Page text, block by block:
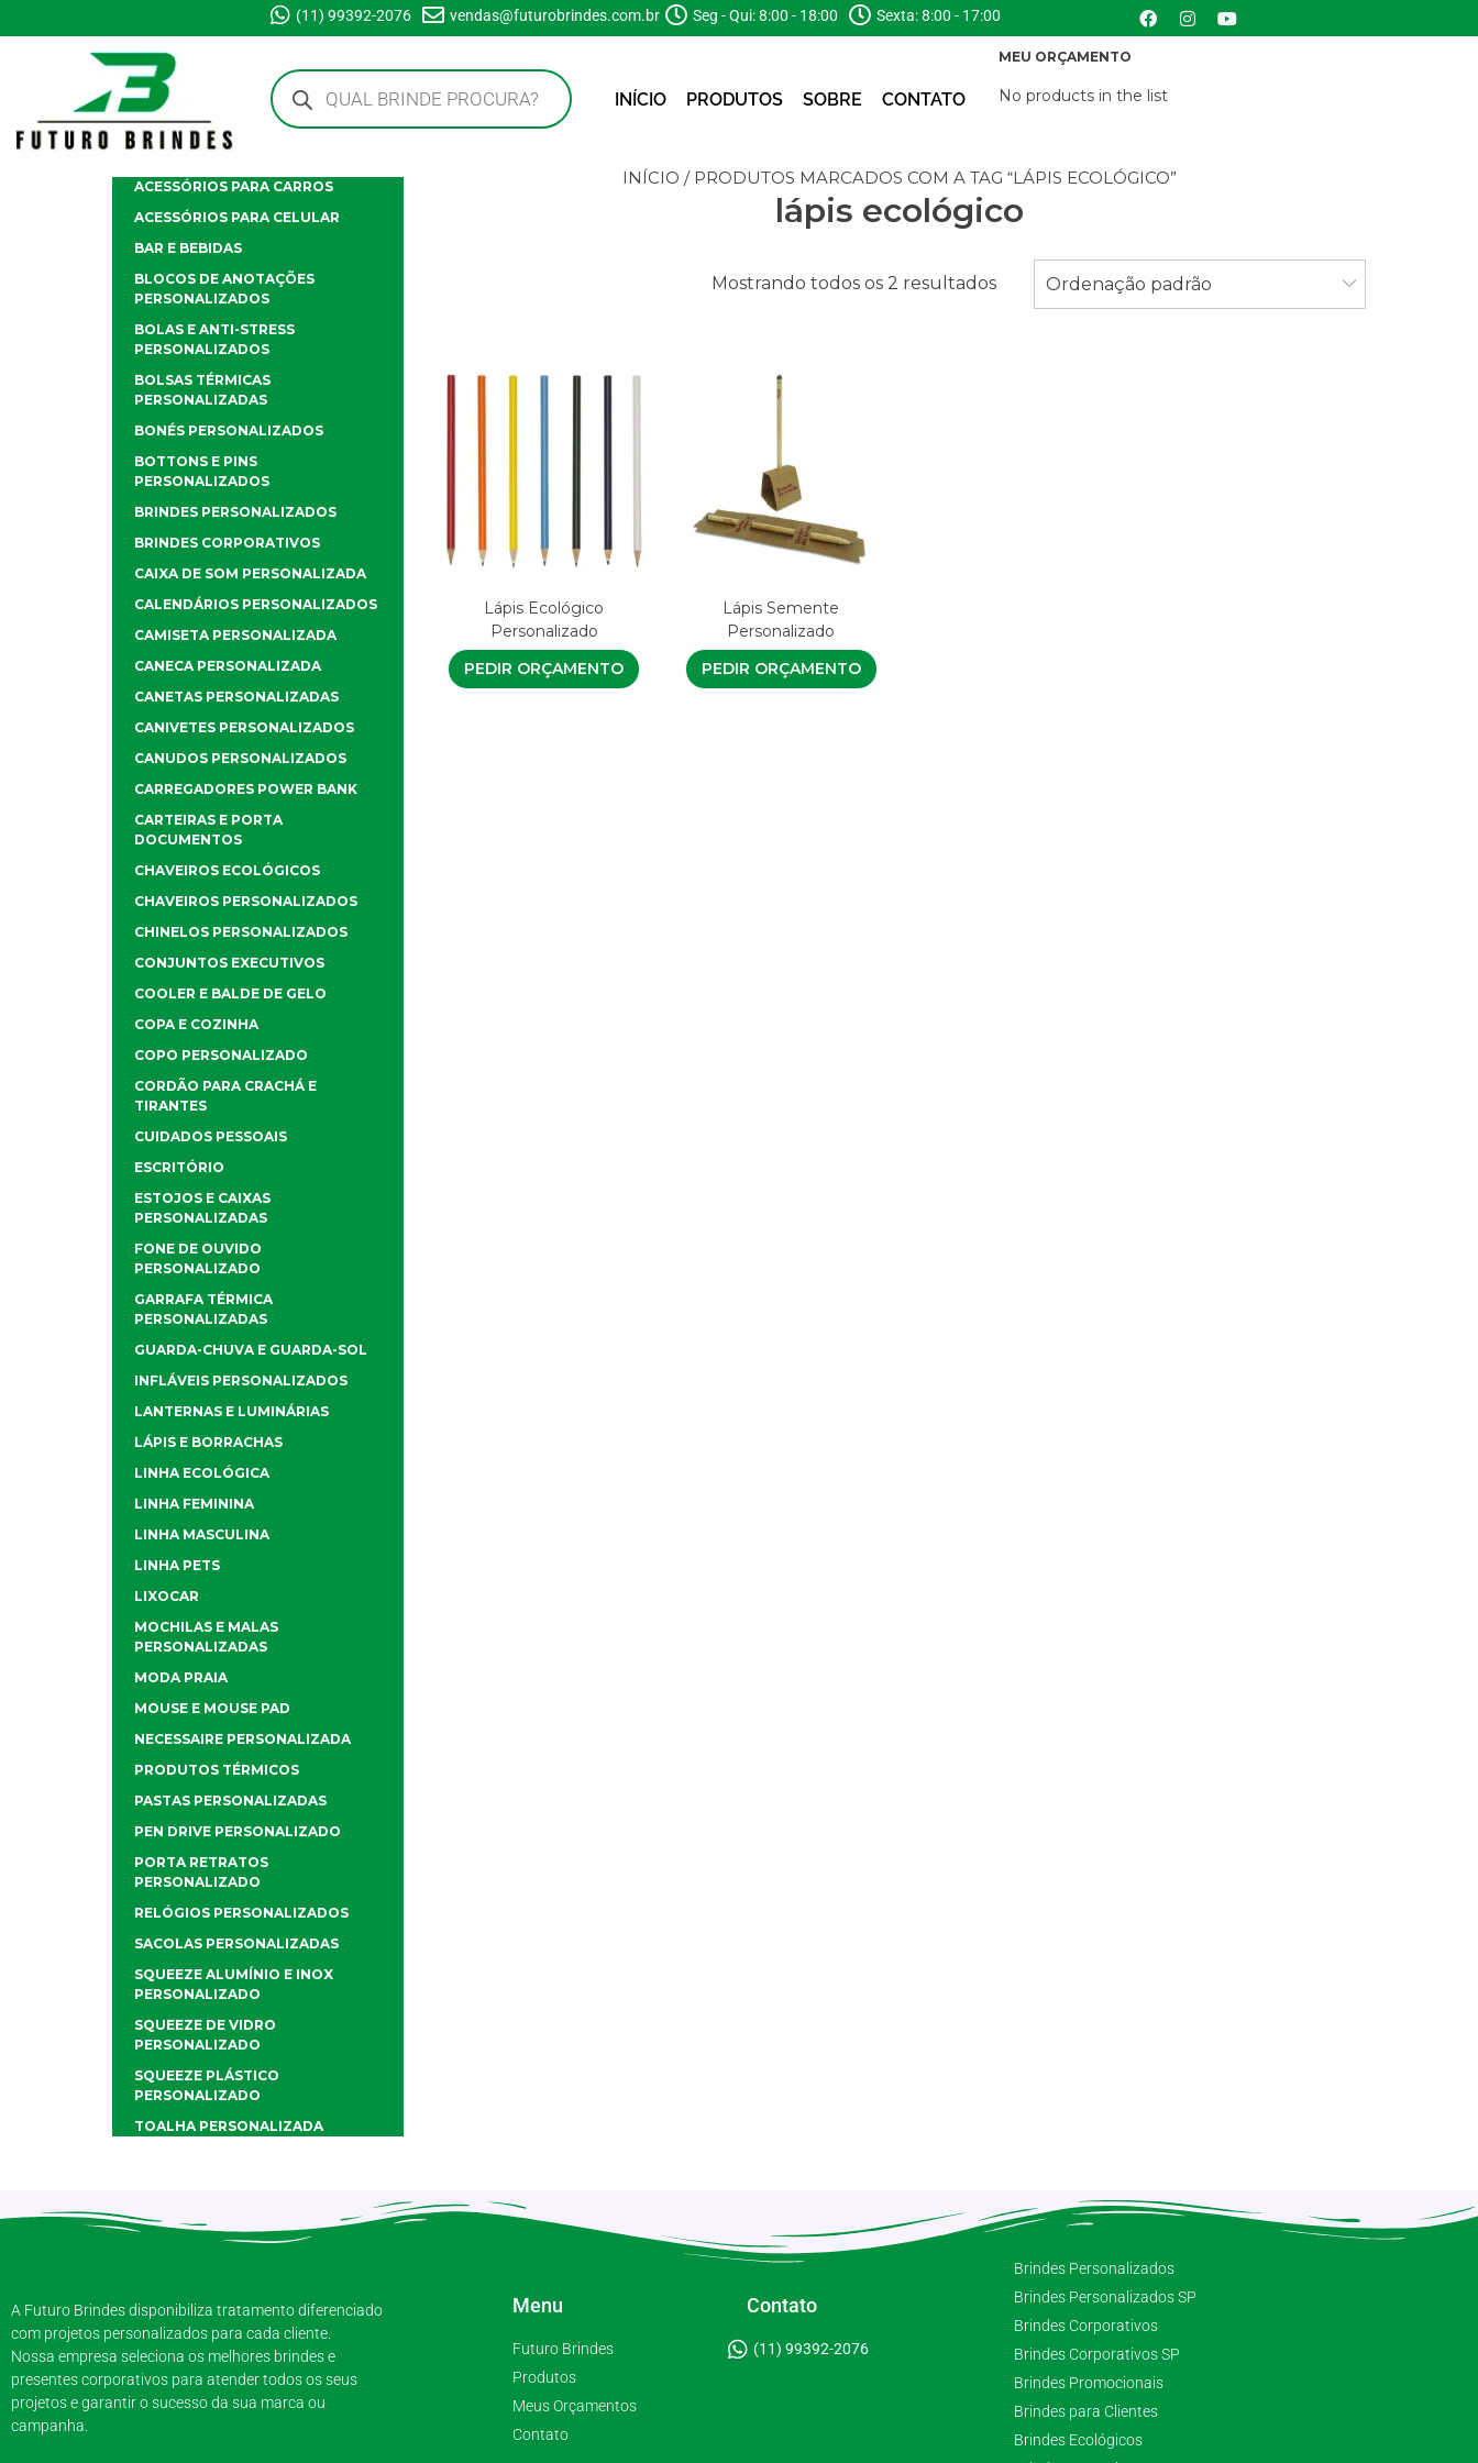
(11) 99392-2076 vendas@futurobrindes.com.br Seg - Qui: 8:00 - 18:00 Sexta: 8:00 - 17:00
INÍCIO PRODUTOS SOBRE CONTATO
MEU ORÇAMENTO
No products in the list
INÍCIO / PRODUTOS MARCADOS COM A TAG “LÁPIS ECOLÓGICO”
lápis ecológico
Mostrando todos os 2 resultados Ordenação padrão
Lápis Ecológico
Personalizado
PEDIR ORÇAMENTO
Lápis Semente
Personalizado
PEDIR ORÇAMENTO
ACESSÓRIOS PARA CARROS
ACESSÓRIOS PARA CELULAR
BAR E BEBIDAS
BLOCOS DE ANOTAÇÕES
PERSONALIZADOS
BOLAS E ANTI-STRESS
PERSONALIZADOS
BOLSAS TÉRMICAS
PERSONALIZADAS
BONÉS PERSONALIZADOS
BOTTONS E PINS
PERSONALIZADOS
BRINDES PERSONALIZADOS
BRINDES CORPORATIVOS
CAIXA DE SOM PERSONALIZADA
CALENDÁRIOS PERSONALIZADOS
CAMISETA PERSONALIZADA
CANECA PERSONALIZADA
CANETAS PERSONALIZADAS
CANIVETES PERSONALIZADOS
CANUDOS PERSONALIZADOS
CARREGADORES POWER BANK
CARTEIRAS E PORTA
DOCUMENTOS
CHAVEIROS ECOLÓGICOS
CHAVEIROS PERSONALIZADOS
CHINELOS PERSONALIZADOS
CONJUNTOS EXECUTIVOS
COOLER E BALDE DE GELO
COPA E COZINHA
COPO PERSONALIZADO
CORDÃO PARA CRACHÁ E
TIRANTES
CUIDADOS PESSOAIS
ESCRITÓRIO
ESTOJOS E CAIXAS
PERSONALIZADAS
FONE DE OUVIDO
PERSONALIZADO
GARRAFA TÉRMICA
PERSONALIZADAS
GUARDA-CHUVA E GUARDA-SOL
INFLÁVEIS PERSONALIZADOS
LANTERNAS E LUMINÁRIAS
LÁPIS E BORRACHAS
LINHA ECOLÓGICA
LINHA FEMININA
LINHA MASCULINA
LINHA PETS
LIXOCAR
MOCHILAS E MALAS
PERSONALIZADAS
MODA PRAIA
MOUSE E MOUSE PAD
NECESSAIRE PERSONALIZADA
PRODUTOS TÉRMICOS
PASTAS PERSONALIZADAS
PEN DRIVE PERSONALIZADO
PORTA RETRATOS
PERSONALIZADO
RELÓGIOS PERSONALIZADOS
SACOLAS PERSONALIZADAS
SQUEEZE ALUMÍNIO E INOX
PERSONALIZADO
SQUEEZE DE VIDRO
PERSONALIZADO
SQUEEZE PLÁSTICO
PERSONALIZADO
TOALHA PERSONALIZADA
A Futuro Brindes disponibiliza tratamento diferenciado
com projetos personalizados para cada cliente.
Nossa empresa seleciona os melhores brindes e
presentes corporativos para atender todos os seus
projetos e garantir o sucesso da sua marca ou
campanha.
Menu
Futuro Brindes
Produtos
Meus Orçamentos
Contato
Contato
(11) 99392-2076
Brindes Personalizados
Brindes Personalizados SP
Brindes Corporativos
Brindes Corporativos SP
Brindes Promocionais
Brindes para Clientes
Brindes Ecológicos